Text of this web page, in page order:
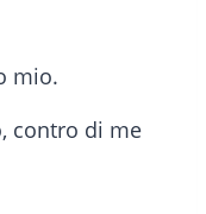
mio.
contro di me